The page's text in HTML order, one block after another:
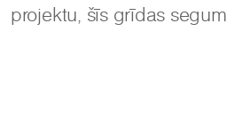
projektu, šīs grīdas